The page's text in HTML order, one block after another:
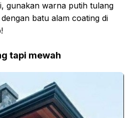
gunakan warna putih tulang
batu alam coating di
tapi mewah